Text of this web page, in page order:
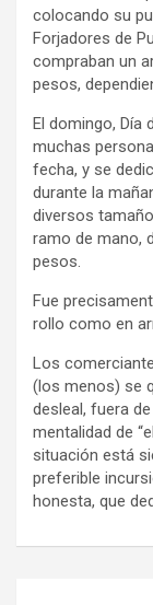
colocando su
Forjadores de
compraban un
pesos,
El domingo, Día
muchas
fecha, y se
durante la
diversos
ramo de mano,
pesos.
Fue
rollo como en
Los
(los menos) se
desleal, fuera
mentalidad de
situación está
preferible
honesta, que